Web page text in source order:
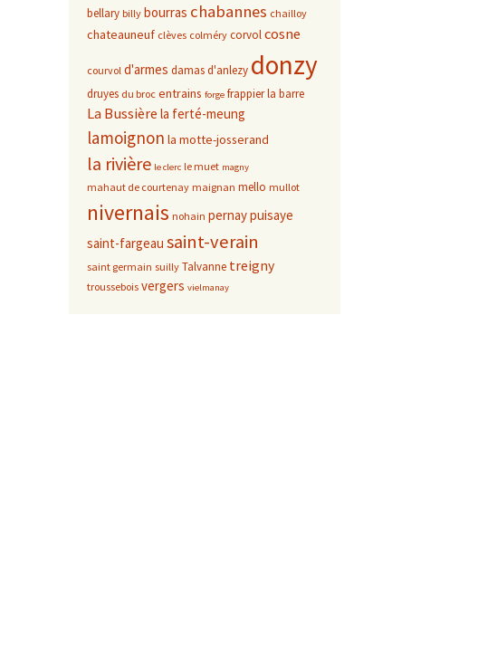
bellary billy bourras chabannes chailloy
chateauneuf clèves colméry corvolcosne
courvol d'armes damas d'anlezy donzy
druyes du broc entrains forge frappierla barre
La Bussière la ferté-meung
lamoignon la motte-josserand
la rivière le clerc le muet magny
mahaut de courtenay maignan mello mullot
nivernais nohain pernaypuisaye
saint-fargeau saint-verain
saint germain suilly Talvanne treigny
troussebois vergers vielmanay